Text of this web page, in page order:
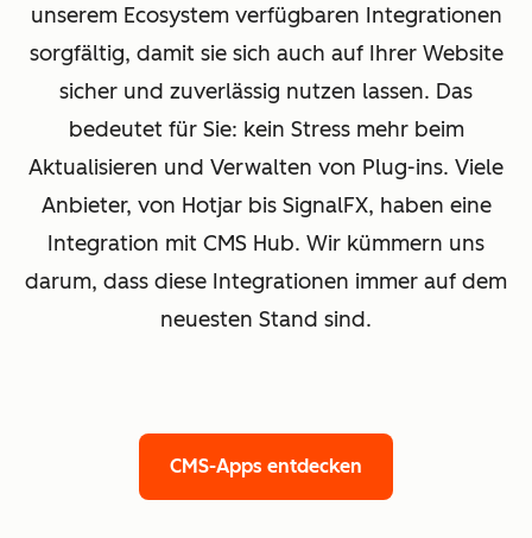
unserem Ecosystem verfügbaren Integrationen
sorgfältig, damit sie sich auch auf Ihrer Website
sicher und zuverlässig nutzen lassen. Das
bedeutet für Sie: kein Stress mehr beim
Aktualisieren und Verwalten von Plug-ins. Viele
Anbieter, von Hotjar bis SignalFX, haben eine
Integration mit CMS Hub. Wir kümmern uns
darum, dass diese Integrationen immer auf dem
neuesten Stand sind.
CMS-Apps entdecken